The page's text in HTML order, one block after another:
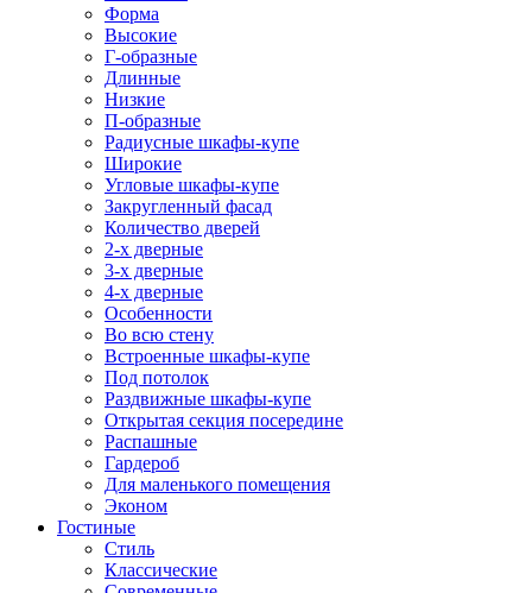
Форма
Высокие
Г-образные
Длинные
Низкие
П-образные
Радиусные шкафы-купе
Широкие
Угловые шкафы-купе
Закругленный фасад
Количество дверей
2-х дверные
3-х дверные
4-х дверные
Особенности
Во всю стену
Встроенные шкафы-купе
Под потолок
Раздвижные шкафы-купе
Открытая секция посередине
Распашные
Гардероб
Для маленького помещения
Эконом
Гостиные
Стиль
Классические